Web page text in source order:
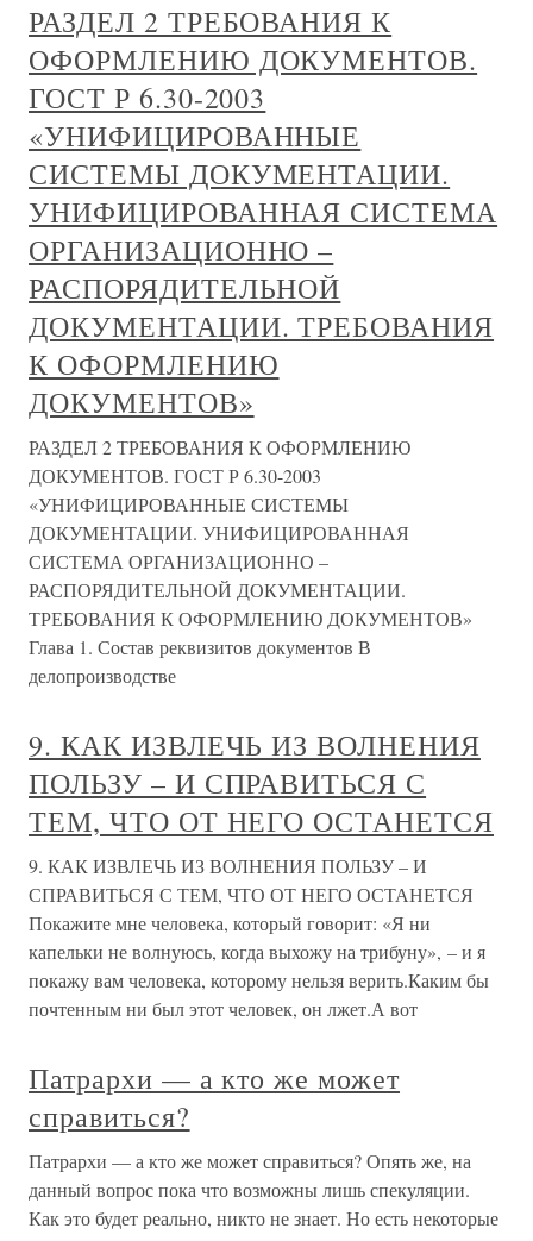
РАЗДЕЛ 2 ТРЕБОВАНИЯ К
ОФОРМЛЕНИЮ ДОКУМЕНТОВ.
ГОСТ Р 6.30-2003
«УНИФИЦИРОВАННЫЕ
СИСТЕМЫ ДОКУМЕНТАЦИИ.
УНИФИЦИРОВАННАЯ СИСТЕМА
ОРГАНИЗАЦИОННО –
РАСПОРЯДИТЕЛЬНОЙ
ДОКУМЕНТАЦИИ. ТРЕБОВАНИЯ
К ОФОРМЛЕНИЮ
ДОКУМЕНТОВ»
РАЗДЕЛ 2 ТРЕБОВАНИЯ К ОФОРМЛЕНИЮ
ДОКУМЕНТОВ. ГОСТ Р 6.30-2003
«УНИФИЦИРОВАННЫЕ СИСТЕМЫ
ДОКУМЕНТАЦИИ. УНИФИЦИРОВАННАЯ
СИСТЕМА ОРГАНИЗАЦИОННО –
РАСПОРЯДИТЕЛЬНОЙ ДОКУМЕНТАЦИИ.
ТРЕБОВАНИЯ К ОФОРМЛЕНИЮ ДОКУМЕНТОВ»
Глава 1. Состав реквизитов документов В
делопроизводстве
9. КАК ИЗВЛЕЧЬ ИЗ ВОЛНЕНИЯ
ПОЛЬЗУ – И СПРАВИТЬСЯ С
ТЕМ, ЧТО ОТ НЕГО ОСТАНЕТСЯ
9. КАК ИЗВЛЕЧЬ ИЗ ВОЛНЕНИЯ ПОЛЬЗУ – И
СПРАВИТЬСЯ С ТЕМ, ЧТО ОТ НЕГО ОСТАНЕТСЯ
Покажите мне человека, который говорит: «Я ни
капельки не волнуюсь, когда выхожу на трибуну», – и я
покажу вам человека, которому нельзя верить.Каким бы
почтенным ни был этот человек, он лжет.А вот
Патрархи — а кто же может
справиться?
Патрархи — а кто же может справиться? Опять же, на
данный вопрос пока что возможны лишь спекуляции.
Как это будет реально, никто не знает. Но есть некоторые